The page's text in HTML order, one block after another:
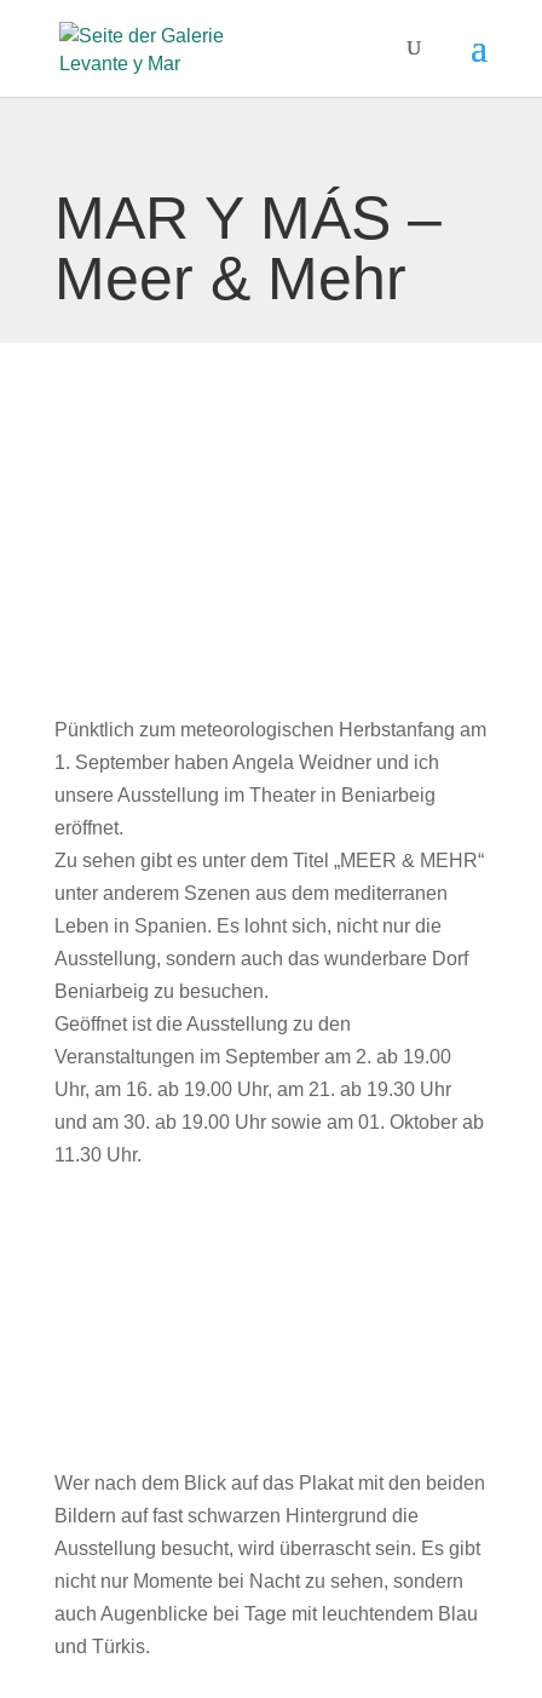
MAR Y MÁS –
Meer & Mehr
Pünktlich zum meteorologischen Herbstanfang am
1. September haben Angela Weidner und ich
unsere Ausstellung im Theater in Beniarbeig
eröffnet.
Zu sehen gibt es unter dem Titel „MEER & MEHR“
unter anderem Szenen aus dem mediterranen
Leben in Spanien. Es lohnt sich, nicht nur die
Ausstellung, sondern auch das wunderbare Dorf
Beniarbeig zu besuchen.
Geöffnet ist die Ausstellung zu den
Veranstaltungen im September am 2. ab 19.00
Uhr, am 16. ab 19.00 Uhr, am 21. ab 19.30 Uhr
und am 30. ab 19.00 Uhr sowie am 01. Oktober ab
11.30 Uhr.
Wer nach dem Blick auf das Plakat mit den beiden
Bildern auf fast schwarzen Hintergrund die
Ausstellung besucht, wird überrascht sein. Es gibt
nicht nur Momente bei Nacht zu sehen, sondern
auch Augenblicke bei Tage mit leuchtendem Blau
und Türkis.